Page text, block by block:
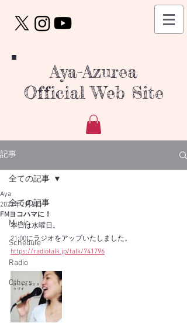
Aya-Azurea
Official Web Site
記事
全ての記事
Music
Schedule
Radio
Others
全ての記事
FMヨコハマに！
Aya
2022年2月2日
本日は水曜日。
21:00にラジオをアップいたしました。
https://radiotalk.jp/talk/741796